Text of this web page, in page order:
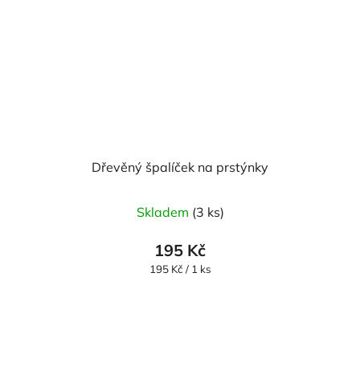
Dřevěný špalíček na prstýnky
hodnocení
produktu
je
Skladem (3 ks)
195 Kč
Měrná
195 Kč / 1 ks